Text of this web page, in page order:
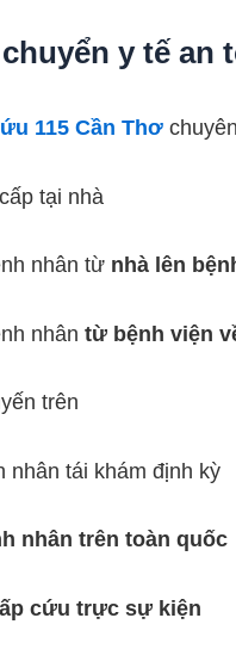
y tế an
115 Cần Thơ
tại nhà
nhân từ nhà lên
nhân từ bệnh viện
trên
tái khám định kỳ
nhân trên toàn quốc
cứu trực sự kiện